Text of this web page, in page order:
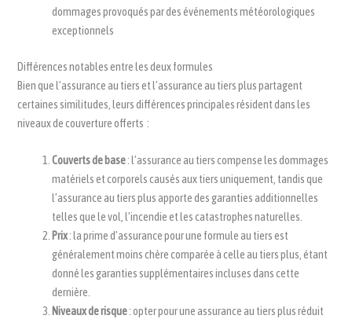
dommages provoqués par des événements météorologiques
exceptionnels
Différences notables entre les deux formules
Bien que l’assurance au tiers et l’assurance au tiers plus partagent
certaines similitudes, leurs différences principales résident dans les
niveaux de couverture offerts :
Couverts de base: l’assurance au tiers compense les dommages
matériels et corporels causés aux tiers uniquement, tandis que
l’assurance au tiers plus apporte des garanties additionnelles
telles que le vol, l’incendie et les catastrophes naturelles.
Prix: la prime d’assurance pour une formule au tiers est
généralement moins chère comparée à celle au tiers plus, étant
donné les garanties supplémentaires incluses dans cette
dernière.
Niveaux de risque: opter pour une assurance au tiers plus réduit